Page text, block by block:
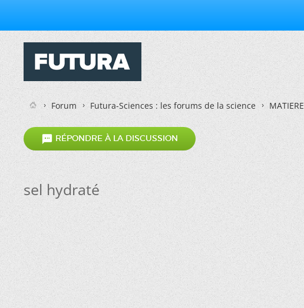
Forum Futura-Sciences : les forums de la science MATIERE
 RÉPONDRE À LA DISCUSSION
sel hydraté